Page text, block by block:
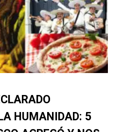
HUMANIDAD: 5